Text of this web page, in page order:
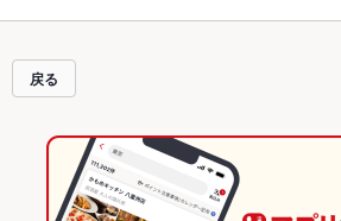
もチェックしてみてくだ
なら、お得なクーポンはもちろん、こだわりメニ
24時間使える簡単便利なネット予約が使えるお店
飲み会にも、会社の宴会にも、デートやパーティ
ッパーグルメをご利用ください。
戻る